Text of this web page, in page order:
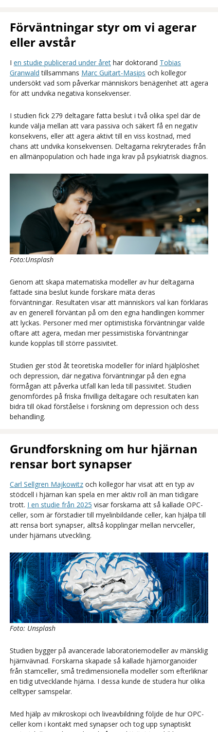
Förväntningar styr om vi agerar
eller avstår
I en studie publicerad under året har doktorand Tobias
Granwald tillsammans Marc Guitart-Masips och kollegor
undersökt vad som påverkar människors benägenhet att agera
för att undvika negativa konsekvenser.
I studien fick 279 deltagare fatta beslut i två olika spel där de
kunde välja mellan att vara passiva och säkert få en negativ
konsekvens, eller att agera aktivt till en viss kostnad, med
chans att undvika konsekvensen. Deltagarna rekryterades från
en allmänpopulation och hade inga krav på psykiatrisk diagnos.
Foto:Unsplash
Genom att skapa matematiska modeller av hur deltagarna
fattade sina beslut kunde forskare mäta deras
förväntningar. Resultaten visar att människors val kan förklaras
av en generell förväntan på om den egna handlingen kommer
att lyckas. Personer med mer optimistiska förväntningar valde
oftare att agera, medan mer pessimistiska förväntningar
kunde kopplas till större passivitet.
Studien ger stöd åt teoretiska modeller för inlärd hjälplöshet
och depression, där negativa förväntningar på den egna
förmågan att påverka utfall kan leda till passivitet. Studien
genomfördes på friska frivilliga deltagare och resultaten kan
bidra till ökad förståelse i forskning om depression och dess
behandling.
Grundforskning om hur hjärnan
rensar bort synapser
Carl Sellgren Majkowitz och kollegor har visat att en typ av
stödcell i hjärnan kan spela en mer aktiv roll än man tidigare
trott. I en studie från 2025 visar forskarna att så kallade OPC-
celler, som är förstadier till myelinbildande celler, kan hjälpa till
att rensa bort synapser, alltså kopplingar mellan nervceller,
under hjärnans utveckling.
Foto: Unsplash
Studien bygger på avancerade laboratoriemodeller av mänsklig
hjärnvävnad. Forskarna skapade så kallade hjärnorganoider
från stamceller, små tredimensionella modeller som efterliknar
en tidig utvecklande hjärna. I dessa kunde de studera hur olika
celltyper samspelar.
Med hjälp av mikroskopi och liveavbildning följde de hur OPC-
celler kom i kontakt med synapser och tog upp synaptiskt